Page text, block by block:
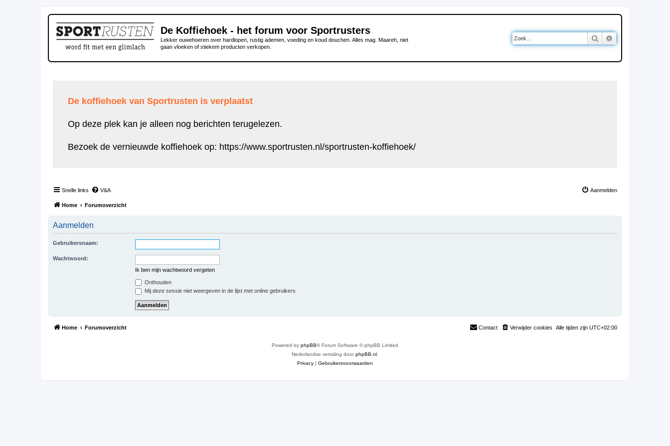
De Koffiehoek - het forum voor Sportrusters
Lekker ouwehoeren over hardlopen, rustig ademen, voeding en koud douchen. Alles mag. Maareh, niet
gaan vloeken of stiekem producten verkopen.
Zoek
De koffiehoek van Sportrusten is verplaatst
Op deze plek kan je alleen nog berichten terugelezen.
Bezoek de vernieuwde koffiehoek op: https://www.sportrusten.nl/sportrusten-koffiehoek/
Snelle links V&A Aanmelden
Home Forumoverzicht
Aanmelden
Gebruikersnaam:
Wachtwoord:
Ik ben mijn wachtwoord vergeten
Onthouden
Mij deze sessie niet weergeven in de lijst met online gebruikers
Home Forumoverzicht Alle tijden zijn UTC+02:00
Verwijder cookies
Contact
Powered by phpBB® Forum Software © phpBB Limited
Nederlandse vertaling doorphpBB.nl
Privacy | Gebruikersvoorwaarden